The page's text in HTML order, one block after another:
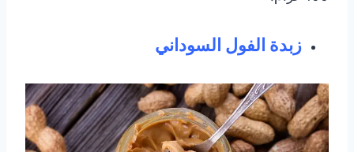
زبدة الفول السوداني